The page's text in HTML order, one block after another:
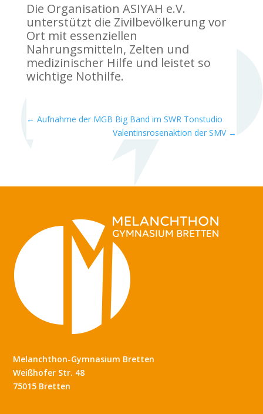
Die Organisation ASIYAH e.V.
unterstützt die Zivilbevölkerung vor
Ort mit essenziellen
Nahrungsmitteln, Zelten und
medizinischer Hilfe und leistet so
wichtige Nothilfe.
← Aufnahme der MGB Big Band im SWR Tonstudio
Valentinsrosenaktion der SMV→
Melanchthon-Gymnasium Bretten
Weißhofer Str. 48
75015 Bretten